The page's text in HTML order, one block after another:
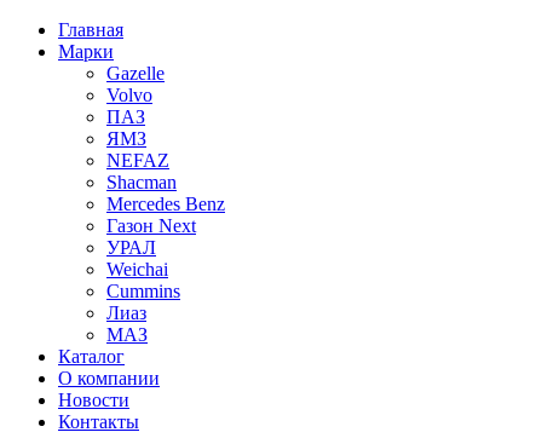
Главная
Марки
Gazelle
Volvo
ПАЗ
ЯМЗ
NEFAZ
Shacman
Mercedes Benz
Газон Next
УРАЛ
Weichai
Cummins
Лиаз
МАЗ
Каталог
О компании
Новости
Контакты